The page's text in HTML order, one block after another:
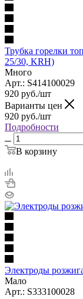
Трубка горелки
25/30, KRH)
Много
Арт.: S414100029
920 руб./шт
Варианты цен
920 руб./шт
Подробности
В корзину
Электроды
Мало
Арт.: S333100028